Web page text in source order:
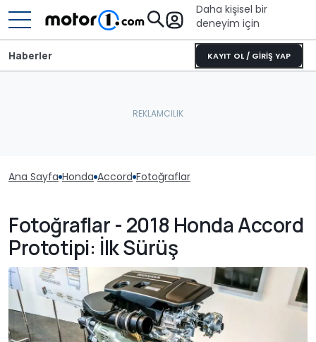
Daha kişisel bir
deneyim için
KAYIT OL / GİRİŞ YAP
Haberler
Ana Sayfa Honda Accord Fotoğraflar
Fotoğraflar - 2018 Honda Accord
Prototipi: İlk Sürüş